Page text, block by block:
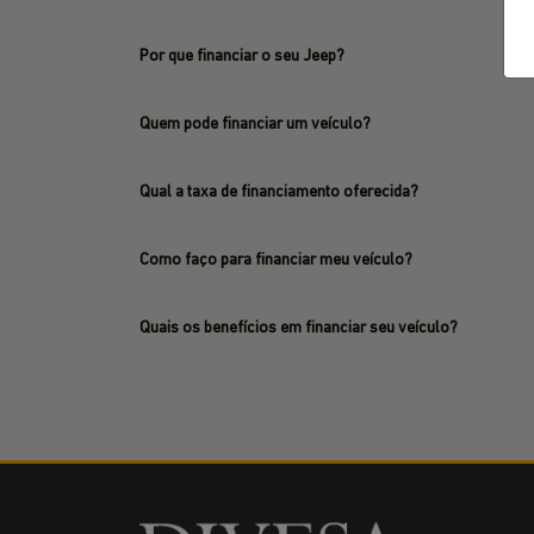
Por que financiar o seu Jeep?
Quem pode financiar um veículo?
Qual a taxa de financiamento oferecida?
Como faço para financiar meu veículo?
Quais os benefícios em financiar seu veículo?